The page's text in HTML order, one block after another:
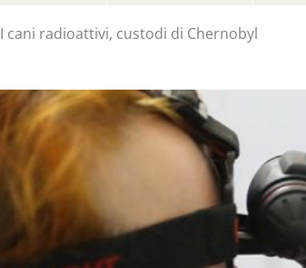
I cani radioattivi, custodi di Chernobyl